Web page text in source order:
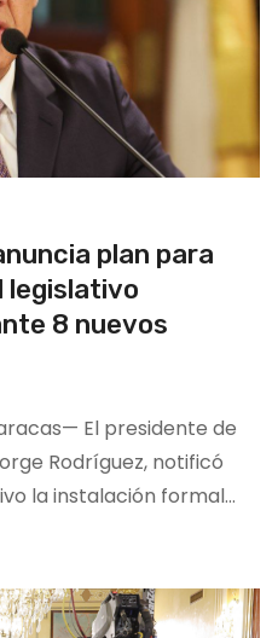
plan para
legislativo
8 nuevos
El presidente de
Rodríguez, notificó
la instalación formal…